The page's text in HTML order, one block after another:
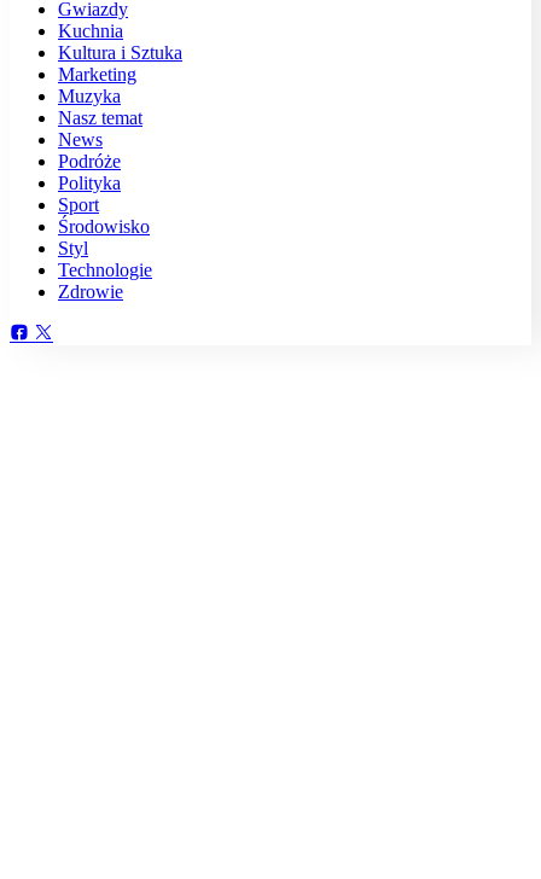
Gwiazdy
Kuchnia
Kultura i Sztuka
Marketing
Muzyka
Nasz temat
News
Podróże
Polityka
Sport
Środowisko
Styl
Technologie
Zdrowie